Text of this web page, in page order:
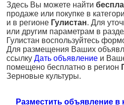
Здесь Вы можете найти
продаже или покупке в
и в регионе Гулистан. Для
или другим параметрам в
Гулистан воспользуйтесь
Для размещения Ваших
ссылку Дать объявление и
помещено бесплатно в регион
Зерновые культуры.
Разместить объявление